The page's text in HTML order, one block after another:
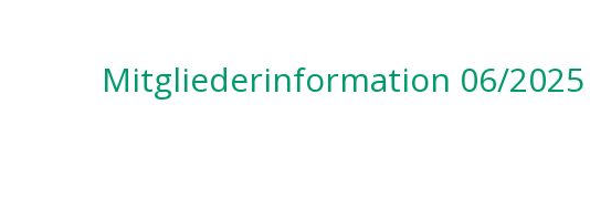
Mitgliederinformation 06/2025